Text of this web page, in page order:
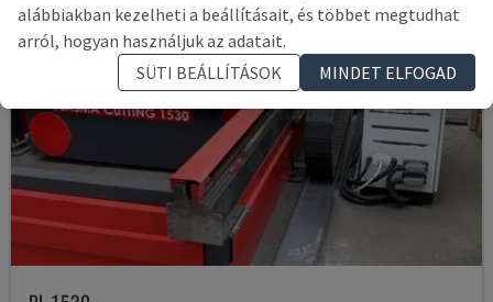
alábbiakban kezelheti a beállításait, és többet megtudhat
arról, hogyan használjuk az adatait.
SÜTI BEÁLLÍTÁSOK
MINDET ELFOGAD